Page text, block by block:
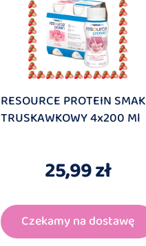
RESOURCE PROTEIN SMAK
TRUSKAWKOWY 4x200 Ml
25,99 zł
Czekamy na dostawę